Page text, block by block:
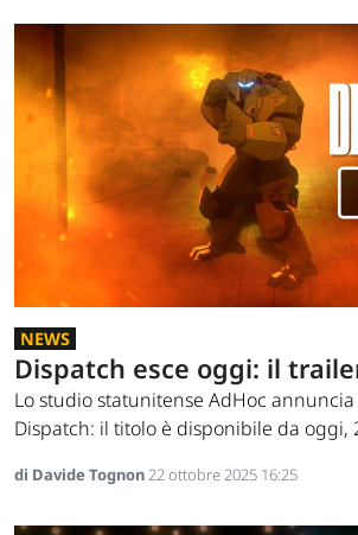
NEWS
Dispatch esce oggi: il
Lo studio statunitense AdHoc
Dispatch: il titolo è disponibile da oggi,
di Davide Tognon22 ottobre 2025 16:25